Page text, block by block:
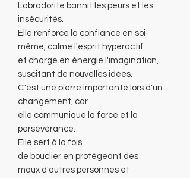
Labradorite bannit les peurs et les
insécurités.
Elle renforce la confiance en soi-
même, calme l'esprit hyperactif
et charge en énergie l'imagination,
suscitant de nouvelles idées.
C'est une pierre importante lors d'un
changement, car
elle communique la force et la
persévérance.
Elle sert à la fois
de bouclier en protégeant des
maux d'autres personnes et